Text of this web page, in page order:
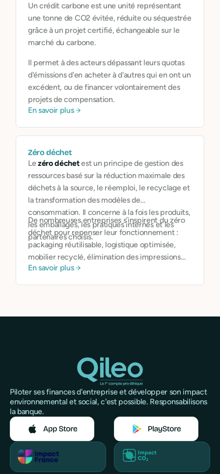
Un crédit carbone est une unité représentant
une tonne de CO2 évitée, réduite ou séquestrée
grâce à un projet certifié, échangeable sur le
marché du carbone.
Il permet à des acteurs dépassant leurs quotas
d'émissions d'en acheter à d'autres qui en ont un
excédent, ou de financer volontairement des
projets de compensation.
En savoir plus
Zéro déchet
Lezéro déchetest un principe de gestion des
ressources basé sur la réduction maximale des
déchets à la source, le réemploi, le recyclage et
la transformation des modèles de
consommation. Il concerne à la fois les produits,
les emballages, les pratiques internes et les
partenaires choisis.
De nombreuses entreprises s’inspirent du zéro
déchet pour repenser leur fonctionnement :
packaging réutilisable, logistique optimisée,
mobilier recyclé, élimination des impressions
inutiles, économie circulaire...
En savoir plus
Piloter ses finances d'entreprise et développer son impact
environnemental et social, c'est possible. Responsabilisons
la banque.